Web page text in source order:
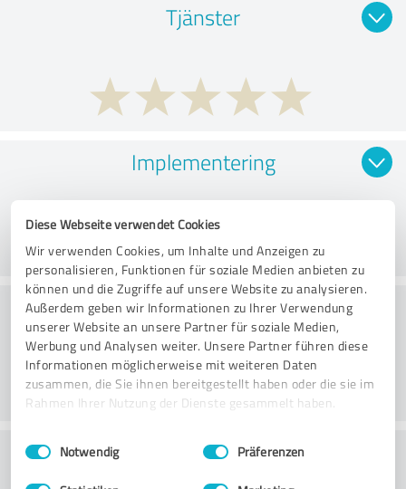
Diese Webseite verwendet Cookies
Wir verwenden Cookies, um Inhalte und Anzeigen zu
personalisieren, Funktionen für soziale Medien anbieten zu
können und die Zugriffe auf unsere Website zu analysieren.
Außerdem geben wir Informationen zu Ihrer Verwendung
unserer Website an unsere Partner für soziale Medien,
Werbung und Analysen weiter. Unsere Partner führen diese
Informationen möglicherweise mit weiteren Daten
zusammen, die Sie ihnen bereitgestellt haben oder die sie im
Rahmen Ihrer Nutzung der Dienste gesammelt haben.
Impressum Datenschutzbestimmungen
Einwilligungsauswahl
Notwendig Präferenzen
Tjänster
Implementering
Rådgivning
Kundservice